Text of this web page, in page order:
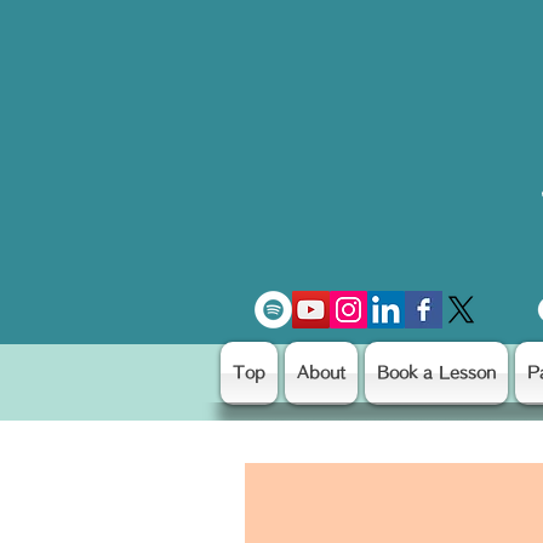
Top About Book a Lesson